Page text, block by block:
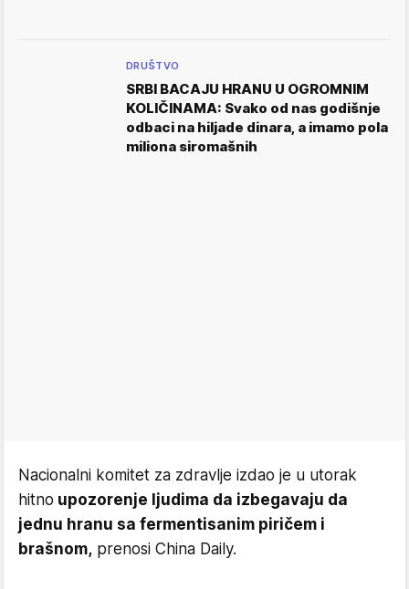
DRUŠTVO
SRBI BACAJU HRANU U OGROMNIM
KOLIČINAMA: Svako od nas godišnje
odbaci na hiljade dinara, a imamo pola
miliona siromašnih
Nacionalni komitet za zdravlje izdao je u utorak
hitno upozorenje ljudima da izbegavaju da
jednu hranu sa fermentisanim piričem i
brašnom, prenosi China Daily.